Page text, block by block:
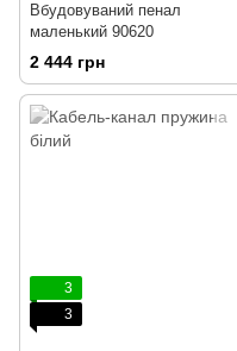
Вбудовуваний пенал
маленький 90620
2 444 грн
3
3